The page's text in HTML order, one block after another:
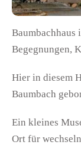
Begegnungen,
Hier in diesem
Baumbach
Ein kleines
Ort für